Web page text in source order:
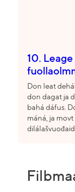
10.
Don leat
don dagat ja
bahá dáfus.
máná, ja